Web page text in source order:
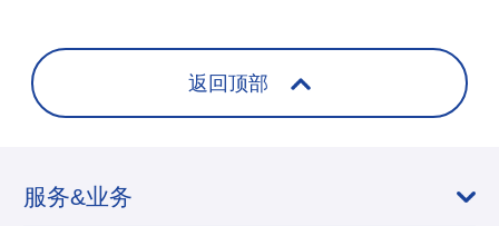
返回顶部
服务&业务